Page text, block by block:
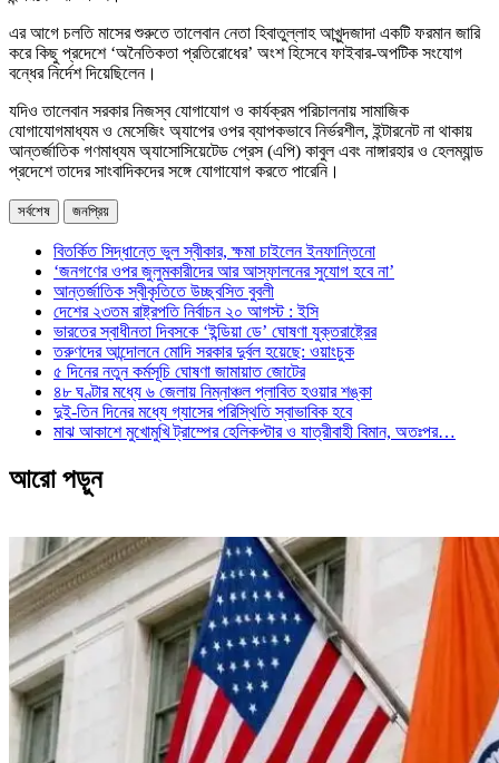
এর আগে চলতি মাসের শুরুতে তালেবান নেতা হিবাতুল্লাহ আখুন্দজাদা একটি ফরমান জারি
করে কিছু প্রদেশে ‘অনৈতিকতা প্রতিরোধের’ অংশ হিসেবে ফাইবার-অপটিক সংযোগ
বন্ধের নির্দেশ দিয়েছিলেন।
যদিও তালেবান সরকার নিজস্ব যোগাযোগ ও কার্যক্রম পরিচালনায় সামাজিক
যোগাযোগমাধ্যম ও মেসেজিং অ্যাপের ওপর ব্যাপকভাবে নির্ভরশীল, ইন্টারনেট না থাকায়
আন্তর্জাতিক গণমাধ্যম অ্যাসোসিয়েটেড প্রেস (এপি) কাবুল এবং নাঙ্গারহার ও হেলম্যান্ড
প্রদেশে তাদের সাংবাদিকদের সঙ্গে যোগাযোগ করতে পারেনি।
সর্বশেষ জনপ্রিয়
বিতর্কিত সিদ্ধান্তে ভুল স্বীকার, ক্ষমা চাইলেন ইনফান্তিনো
‘জনগণের ওপর জুলুমকারীদের আর আস্ফালনের সুযোগ হবে না’
আন্তর্জাতিক স্বীকৃতিতে উচ্ছ্বসিত বুবলী
দেশের ২৩তম রাষ্ট্রপতি নির্বাচন ২০ আগস্ট : ইসি
ভারতের স্বাধীনতা দিবসকে ‘ইন্ডিয়া ডে’ ঘোষণা যুক্তরাষ্ট্রের
তরুণদের আন্দোলনে মোদি সরকার দুর্বল হয়েছে: ওয়াংচুক
৫ দিনের নতুন কর্মসূচি ঘোষণা জামায়াত জোটের
৪৮ ঘণ্টার মধ্যে ৬ জেলায় নিম্নাঞ্চল প্লাবিত হওয়ার শঙ্কা
দুই-তিন দিনের মধ্যে গ্যাসের পরিস্থিতি স্বাভাবিক হবে
মাঝ আকাশে মুখোমুখি ট্রাম্পের হেলিকপ্টার ও যাত্রীবাহী বিমান, অতঃপর…
আরো পড়ুন